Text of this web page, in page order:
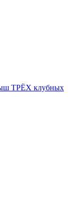
ТРЁХ клубных